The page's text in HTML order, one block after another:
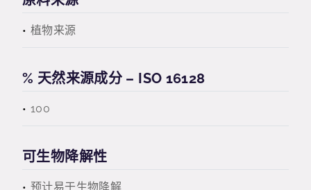
植物来源
% 天然来源成分 – ISO 16128
100
可生物降解性
预计易于生物降解